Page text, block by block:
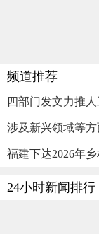
频道推荐
四部门发文力推
涉及新兴领域等
福建下达2026年
24小时新闻排行